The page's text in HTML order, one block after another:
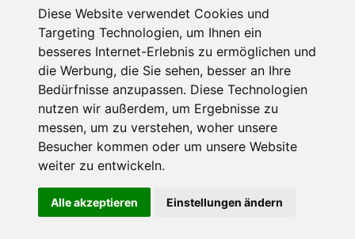
Diese Website verwendet Cookies und
Targeting Technologien, um Ihnen ein
besseres Internet-Erlebnis zu ermöglichen und
die Werbung, die Sie sehen, besser an Ihre
Bedürfnisse anzupassen. Diese Technologien
nutzen wir außerdem, um Ergebnisse zu
messen, um zu verstehen, woher unsere
Besucher kommen oder um unsere Website
weiter zu entwickeln.
Alle akzeptieren Einstellungen ändern
Website
Stolz präsentiert von WordPress
nutzt, gehen wir von deinem Einverständnis aus.